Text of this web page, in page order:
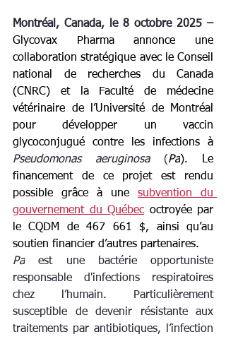
Montréal, Canada, le 8 octobre 2025 –
Glycovax Pharma
annonce une
collaboration stratégique avec le Conseil
national de recherches du Canada
(CNRC) et la Faculté de médecine
vétérinaire de l’Université de Montréal
pour développer un vaccin
Pseudomonas aeruginosa (Pa). Le
financement de ce projet est rendu
possible grâce à une subvention du
gouvernement du Québec octroyée par
le CQDM de 467 661 $, ainsi qu’au
soutien financier d’autres partenaires.
Pa est une bactérie opportuniste
responsable d'infections respiratoires
chez l’humain. Particulièrement
susceptible de devenir résistante aux
traitements par antibiotiques, l’infection